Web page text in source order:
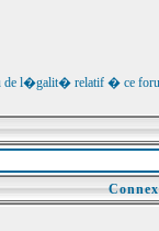
de l�galit� relatif � ce